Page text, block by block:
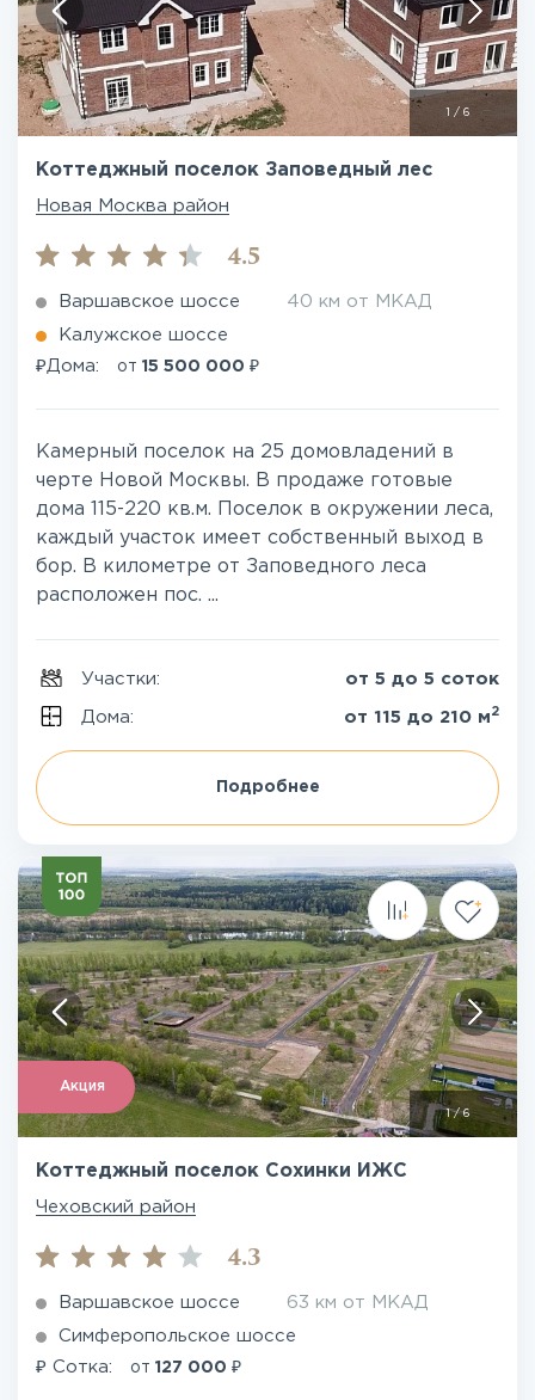
/ 6
Коттеджный поселок Заповедный лес
Новая Москва район
4.5
Варшавское шоссе 40 км от МКАД
Калужское шоссе
₽Дома: от 15 500 000 ₽
Камерный поселок на 25 домовладений в
черте Новой Москвы. В продаже готовые
дома 115-220 кв.м. Поселок в окружении леса,
каждый участок имеет собственный выход в
бор. В километре от Заповедного леса
расположен пос. ...
Участки: от 5 до 5 соток
Дома: от 115 до 210 м 2
Подробнее
Акция
1/6
Коттеджный поселок Сохинки ИЖС
Чеховский район
4.3
Варшавское шоссе 63 км от МКАД
Симферопольское шоссе
₽ Сотка: от 127 000 ₽